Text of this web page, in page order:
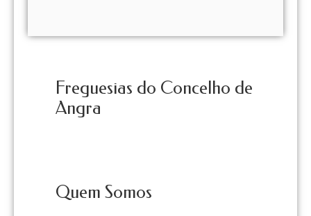
Freguesias do Concelho de
Angra
Quem Somos